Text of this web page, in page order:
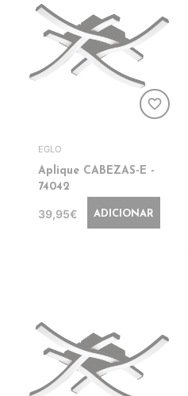
favorite_border
EGLO
Aplique CABEZAS-E -
74042
39,95€ ADICIONAR